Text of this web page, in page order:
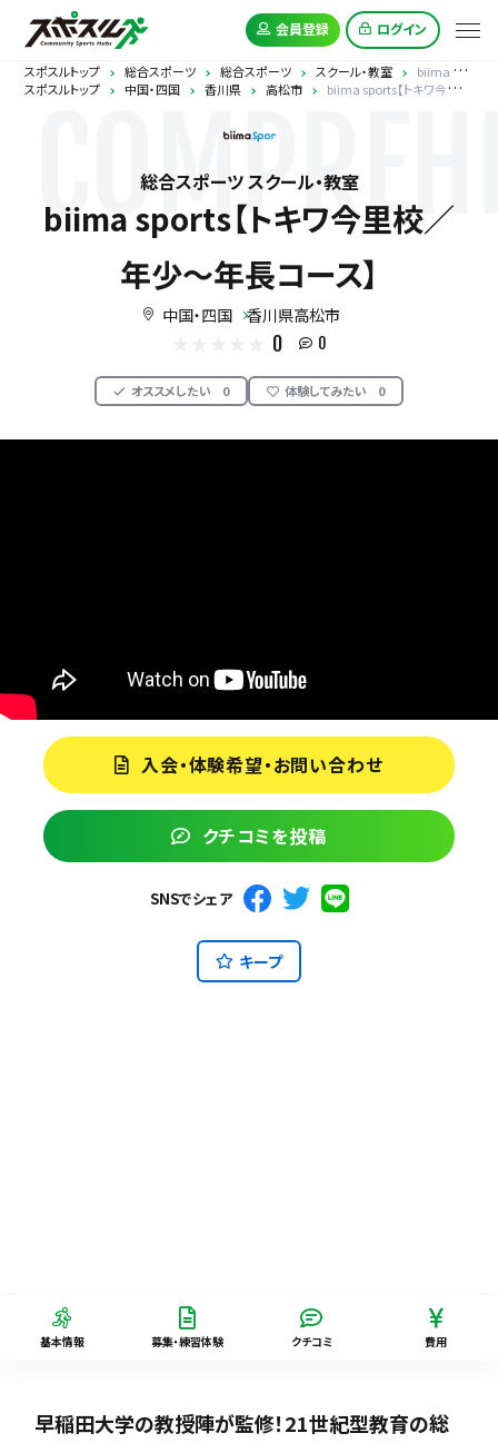
会員登録 ログイン
スポスルトップ 総合スポーツ 総合スポーツ スクール・教室
biima sports【トキワ今里校／年少〜年長コース】
スポスルトップ
中国・四国 香川県 高松市 biima sports【トキワ今里校／年少〜年長コース】
総合スポーツ スクール・教室
biima sports【トキワ今里校／
年少〜年長コース】
中国・四国 香川県高松市
0 0
オススメしたい 0 体験してみたい 0
入会・体験希望・お問い合わせ
クチコミを投稿
SNSでシェア
キープ
基本情報 募集・練習体験 クチコミ 費用
早稲田大学の教授陣が監修！21世紀型教育の総